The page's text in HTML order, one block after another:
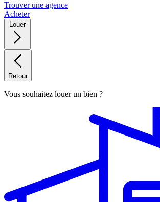
Trouver une agence
Acheter
Louer
Retour
Vous souhaitez louer un bien ?